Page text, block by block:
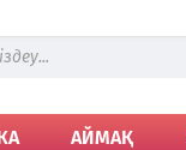
АЙМАҚ